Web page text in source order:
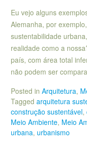
Eu vejo alguns
Alemanha, por
sustentabilidade
realidade como a
país, com área total
não podem ser
Posted in Arquitetura,
Tagged arquitetura
construção sustentável,
Meio Ambiente, Meio
urbana, urbanismo